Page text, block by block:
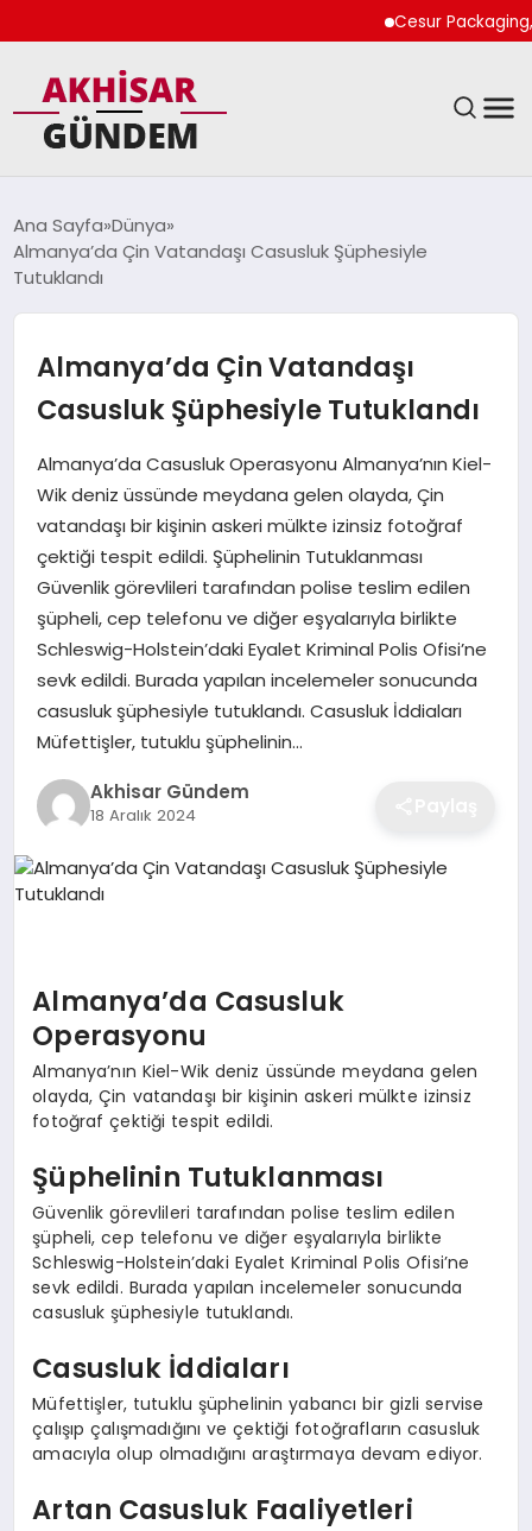
Cesur Packaging,
DÜNYA
TEKNOLOJI
Ana Sayfa Dünya
Almanya’da Çin Vatandaşı Casusluk Şüphesiyle
Tutuklandı
Almanya’da Çin Vatandaşı
Casusluk Şüphesiyle Tutuklandı
Almanya’da Casusluk Operasyonu Almanya’nın Kiel-
Wik deniz üssünde meydana gelen olayda, Çin
vatandaşı bir kişinin askeri mülkte izinsiz fotoğraf
çektiği tespit edildi. Şüphelinin Tutuklanması
Güvenlik görevlileri tarafından polise teslim edilen
şüpheli, cep telefonu ve diğer eşyalarıyla birlikte
Schleswig-Holstein’daki Eyalet Kriminal Polis Ofisi’ne
sevk edildi. Burada yapılan incelemeler sonucunda
casusluk şüphesiyle tutuklandı. Casusluk İddiaları
Müfettişler, tutuklu şüphelinin…
Akhisar Gündem
18 Aralık 2024
Almanya’da Casusluk
Operasyonu
Almanya’nın Kiel-Wik deniz üssünde meydana gelen
olayda, Çin vatandaşı bir kişinin askeri mülkte izinsiz
fotoğraf çektiği tespit edildi.
Şüphelinin Tutuklanması
Güvenlik görevlileri tarafından polise teslim edilen
şüpheli, cep telefonu ve diğer eşyalarıyla birlikte
Schleswig-Holstein’daki Eyalet Kriminal Polis Ofisi’ne
sevk edildi. Burada yapılan incelemeler sonucunda
casusluk şüphesiyle tutuklandı.
Casusluk İddiaları
Müfettişler, tutuklu şüphelinin yabancı bir gizli servise
çalışıp çalışmadığını ve çektiği fotoğrafların casusluk
amacıyla olup olmadığını araştırmaya devam ediyor.
Artan Casusluk Faaliyetleri